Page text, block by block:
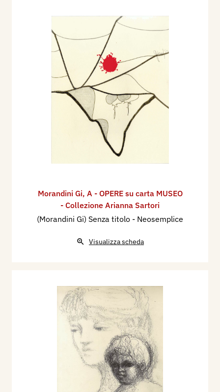
Morandini Gi, A - OPERE su carta MUSEO
- Collezione Arianna Sartori
(Morandini Gi) Senza titolo - Neosemplice
Visualizza scheda